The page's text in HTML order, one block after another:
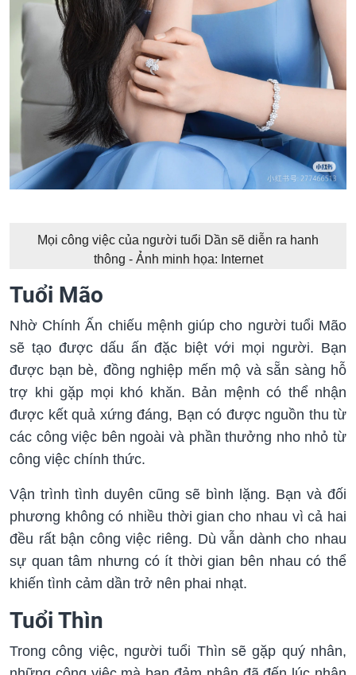
Mọi công việc của người tuổi Dần sẽ diễn ra hanh
thông - Ảnh minh họa: Internet
Tuổi Mão
Nhờ Chính Ấn chiếu mệnh giúp cho người tuổi Mão
sẽ tạo được dấu ấn đặc biệt với mọi người. Bạn
được bạn bè, đồng nghiệp mến mộ và sẵn sàng hỗ
trợ khi gặp mọi khó khăn. Bản mệnh có thể nhận
được kết quả xứng đáng, Bạn có được nguồn thu từ
các công việc bên ngoài và phần thưởng nho nhỏ từ
công việc chính thức.
Vận trình tình duyên cũng sẽ bình lặng. Bạn và đối
phương không có nhiều thời gian cho nhau vì cả hai
đều rất bận công việc riêng. Dù vẫn dành cho nhau
sự quan tâm nhưng có ít thời gian bên nhau có thể
khiến tình cảm dần trở nên phai nhạt.
Tuổi Thìn
Trong công việc, người tuổi Thìn sẽ gặp quý nhân,